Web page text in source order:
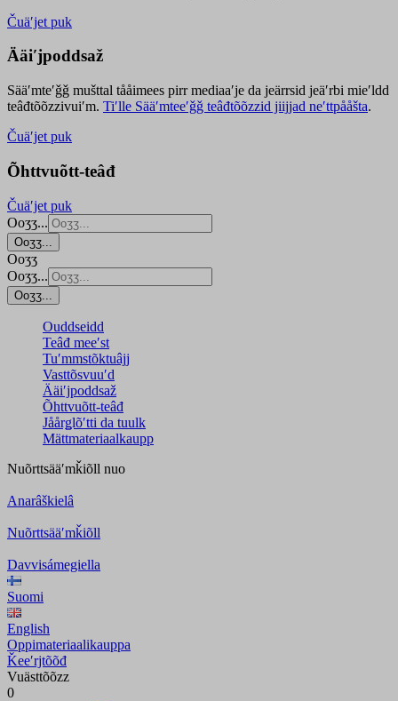
Čuäʹjet puk
Ääiʹjpoddsaž
Sääʹmteʹǧǧ mušttal tååimees pirr mediaaʹje da jeärrsid jeäʹrbi mieʹldd
teâđtõõzzivuiʹm. Tiʹlle Sääʹmteeʹǧǧ teâđtõõzzid jiijjad neʹttpååšta.
Čuäʹjet puk
Õhttvuõtt-teâđ
Čuäʹjet puk
Ooʒʒ...
Ooʒʒ...
Ooʒʒ
Ooʒʒ...
Ooʒʒ...
Ouddseidd
Teâđ meeʹst
Tuʹmmstõktuâjj
Vasttõsvuuʹd
Ääiʹjpoddsaž
Õhttvuõtt-teâđ
Jåårǥlõʹtti da tuulk
Mättmateriaalkaupp
Nuõrttsääʹmǩiõll nuo
Anarâškielâ
Nuõrttsääʹmǩiõll
Davvisámegiella
Suomi
English
Oppimateriaalikauppa
Ǩeeʹrjtõõđ
Vuästtõõzz
0